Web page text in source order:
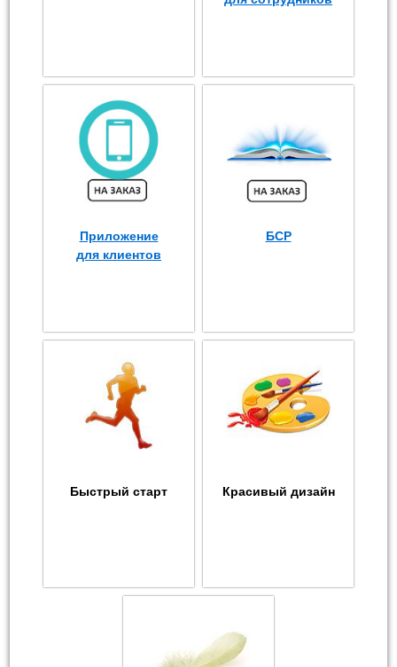
Приложение
для клиентов
БСР
Быстрый старт Красивый дизайн